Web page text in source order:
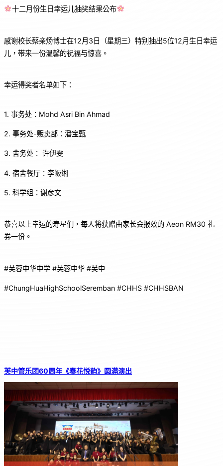
十二月份生日幸运儿抽奖结果公布
感谢校长蔡亲炀博士在12月3日（星期三）特别抽出5位12月生日幸运
儿，带来一份温馨的祝福与惊喜。
幸运得奖者名单如下：
1. 事务处：Mohd Asri Bin Ahmad
2. 事务处-贩卖部：潘宝甄
3. 舍务处： 许伊雯
4. ⁠宿舍餐厅：李皈缃
5. 科学组：谢彦文
恭喜以上幸运的寿星们，每人将获赠由家长会报效的 Aeon RM30 礼
券一份。
#芙蓉中华中学 #芙蓉中华 #芙中
#ChungHuaHighSchoolSeremban #CHHS #CHHSBAN
芙中管乐团60周年《奏花悦韵》圆满演出